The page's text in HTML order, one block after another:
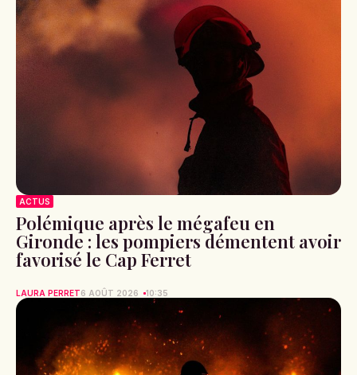
ACTUS
Polémique après le mégafeu en
Gironde : les pompiers démentent avoir
favorisé le Cap Ferret
LAURA PERRET6 AOÛT 2026 10:35